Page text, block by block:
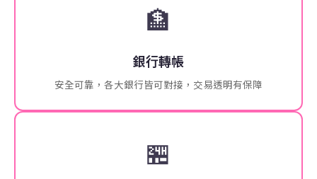
🏦
銀行轉帳
安全可靠，各大銀行皆可對接，交易透明有保障
🏪